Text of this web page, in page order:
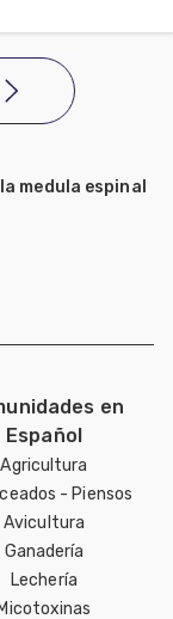
medula espinal
en
Español
Agricultura
- Piensos
Avicultura
Ganadería
Lechería
Micotoxinas